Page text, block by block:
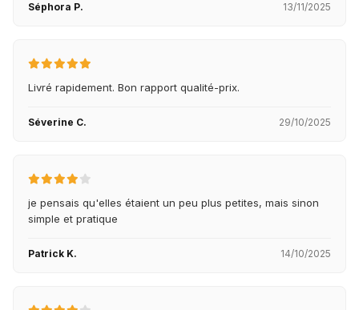
Séphora P. 13/11/2025
Livré rapidement. Bon rapport qualité-prix.
Séverine C. 29/10/2025
je pensais qu'elles étaient un peu plus petites, mais sinon
simple et pratique
Patrick K. 14/10/2025